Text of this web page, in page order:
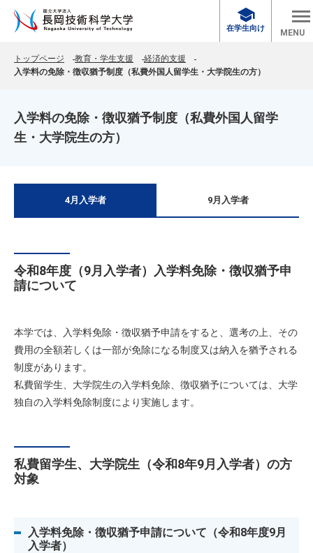
school
在学生向け MENU
トップページ 教育・学生支援
経済的支援
入学料の免除・徴収猶予制度（私費外国人留学生・大学院生の方）
入学料の免除・徴収猶予制度（私費外国人留学
生・大学院生の方）
4月入学者 9月入学者
令和8年度（9月入学者）入学料免除・徴収猶予申
請について
本学では、入学料免除・徴収猶予申請をすると、選考の上、その
費用の全額若しくは一部が免除になる制度又は納入を猶予される
制度があります。
私費留学生、大学院生の入学料免除、徴収猶予については、大学
独自の入学料免除制度により実施します。
私費留学生、大学院生（令和8年9月入学者）の方
対象
入学料免除・徴収猶予申請について（令和8年度9月
入学者）